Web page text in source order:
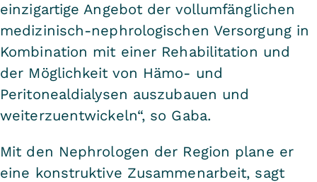
einzigartige Angebot der vollumfänglichen
medizinisch-nephrologischen Versorgung in
Kombination mit einer Rehabilitation und
der Möglichkeit von Hämo- und
Peritonealdialysen auszubauen und
weiterzuentwickeln“, so Gaba.
Mit den Nephrologen der Region plane er
eine konstruktive Zusammenarbeit, sagt